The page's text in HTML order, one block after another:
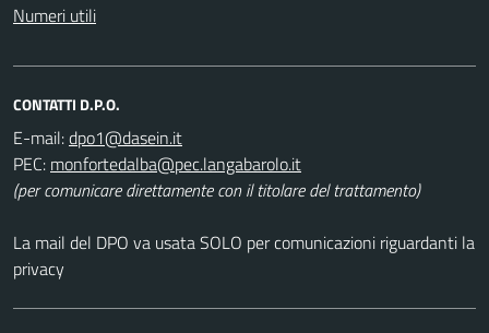
Numeri utili
CONTATTI D.P.O.
E-mail:
PEC:
(per comunicare direttamente con il titolare del trattamento)
La mail del DPO va usata SOLO per comunicazioni riguardanti la
privacy